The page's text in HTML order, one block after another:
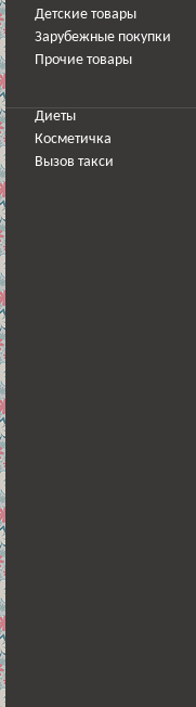
Детские товары
Зарубежные покупки
Прочие товары
Диеты
Косметичка
Вызов такси